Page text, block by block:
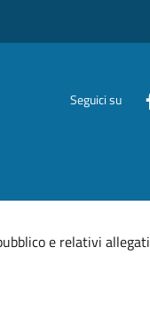
Seguici su
e relativi allegati